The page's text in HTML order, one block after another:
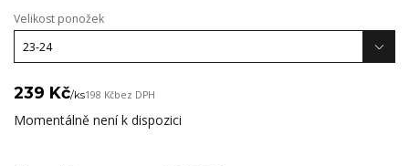
Velikost ponožek
239 Kč/ks198 Kčbez DPH
Momentálně není k dispozici